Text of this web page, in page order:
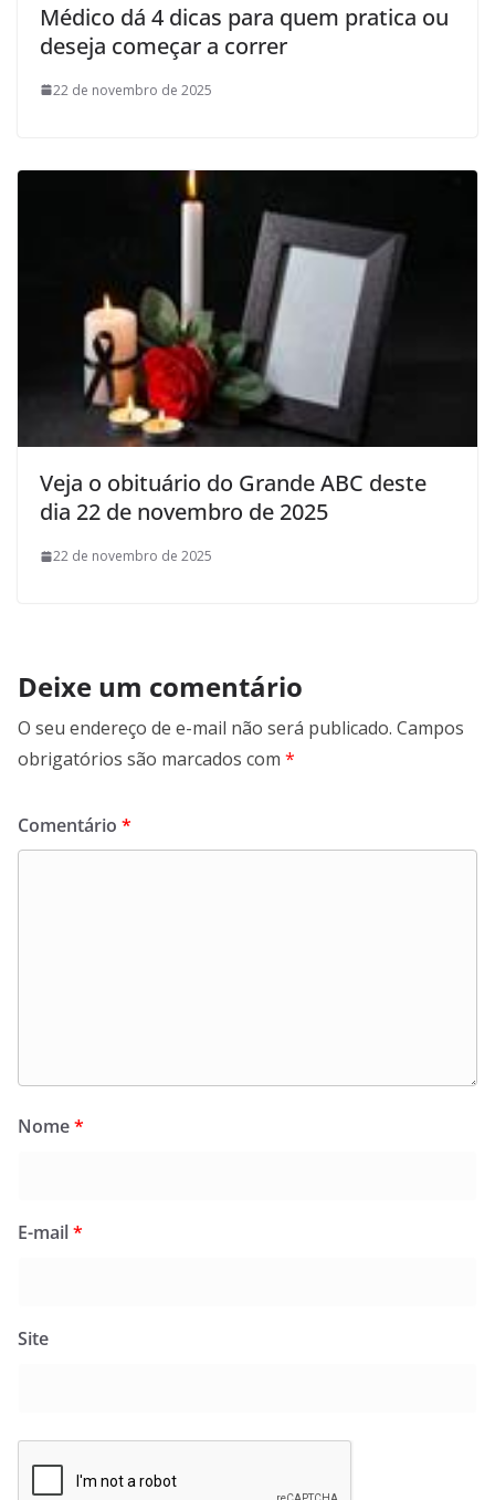
Médico dá 4 dicas para quem pratica ou
deseja começar a correr
22 de novembro de 2025
Veja o obituário do Grande ABC deste
dia 22 de novembro de 2025
22 de novembro de 2025
Deixe um comentário
O seu endereço de e-mail não será publicado. Campos
obrigatórios são marcados com *
Comentário *
Nome*
E-mail*
Site